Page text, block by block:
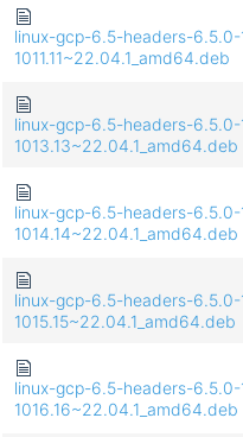
linux-gcp-6.5-headers-6.5.0-
1011.11~22.04.1_amd64.deb
linux-gcp-6.5-headers-6.5.0-
1013.13~22.04.1_amd64.deb
linux-gcp-6.5-headers-6.5.0-
1014.14~22.04.1_amd64.deb
linux-gcp-6.5-headers-6.5.0-
1015.15~22.04.1_amd64.deb
linux-gcp-6.5-headers-6.5.0-
1016.16~22.04.1_amd64.deb